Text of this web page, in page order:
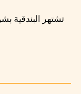
تشتهر البندقية